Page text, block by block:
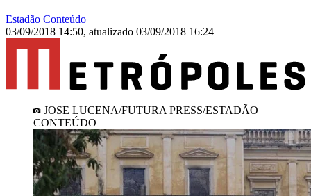
Estadão Conteúdo
03/09/2018 14:50, atualizado 03/09/2018 16:24
JOSE LUCENA/FUTURA PRESS/ESTADÃO
CONTEÚDO